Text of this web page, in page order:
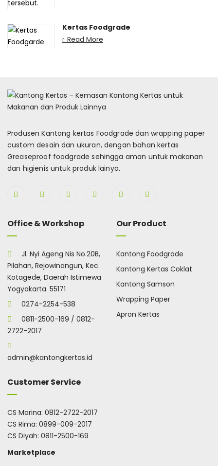
Kertas Foodgrade
Read More
Produsen Kantong kertas Foodgrade dan wrapping paper
custom desain dan ukuran, dengan bahan kertas
Greaseproof foodgrade sehingga aman untuk makanan
dan higienis untuk produk lainya.
Office & Workshop
Jl. Nyi Ageng Nis No.20B,
Pilahan, Rejowinangun, Kec.
Kotagede, Daerah Istimewa
Yogyakarta. 55171
0274-2254-538
0811-2500-169 / 0812-
2722-2017
admin@kantongkertas.id
Our Product
Kantong Foodgrade
Kantong Kertas Coklat
Kantong Samson
Wrapping Paper
Apron Kertas
Customer Service
CS Marina: 0812-2722-2017
CS Rima: 0899-009-2017
CS Diyah: 0811-2500-169
Marketplace